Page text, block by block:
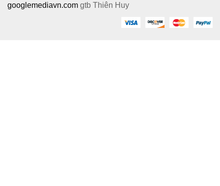
googlemediavn.com gtb Thiên Huy